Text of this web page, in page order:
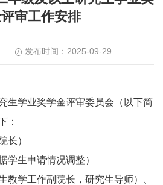
审工作安排
发布时间：2025-09-29
生学业奖学金评审委员会（以下简
：
长）
学生申请情况调整）
教学工作副院长，研究生导师）、